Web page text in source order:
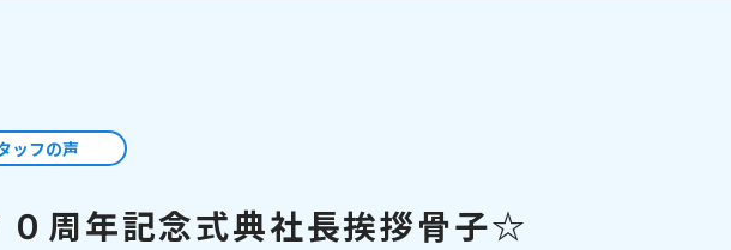
ッフの声
周年記念式典社長挨拶骨子☆